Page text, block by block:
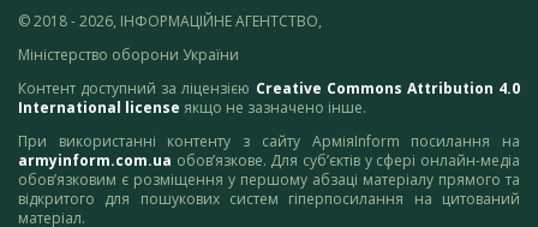
© 2018 - 2026, ІНФОРМАЦІЙНЕ АГЕНТСТВО,
Міністерство оборони України
Контент доступний за ліцензією Creative Commons Attribution 4.0
International license якщо не зазначено інше.
При використанні контенту з сайту АрміяInform посилання на
armyinform.com.ua обов’язкове. Для суб’єктів у сфері онлайн-медіа
обов’язковим є розміщення у першому абзаці матеріалу прямого та
відкритого для пошукових систем гіперпосилання на цитований
матеріал.